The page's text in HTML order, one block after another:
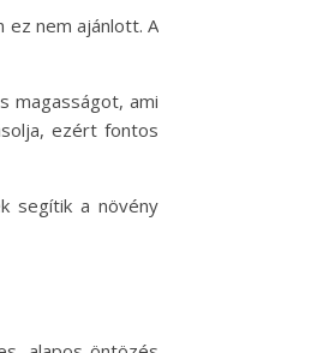
ez nem ajánlott. A
magasságot, ami
ezért fontos
segítik a növény